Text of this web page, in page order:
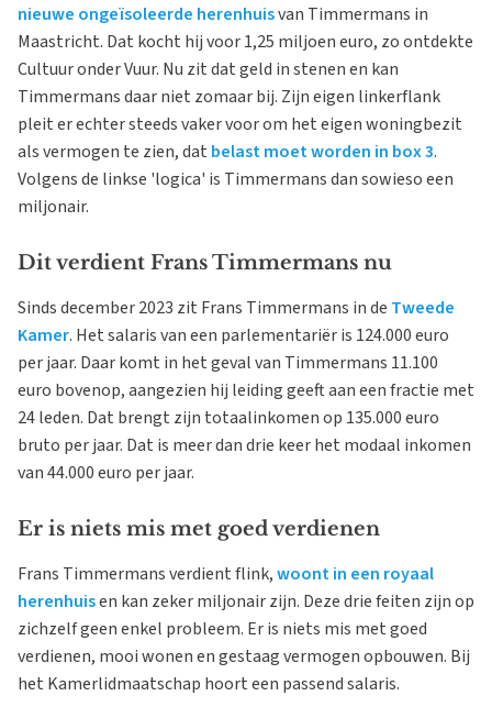
nieuwe ongeïsoleerde herenhuisvan Timmermans in
Maastricht. Dat kocht hij voor 1,25 miljoen euro, zo ontdekte
Cultuur onder Vuur. Nu zit dat geld in stenen en kan
Timmermans daar niet zomaar bij. Zijn eigen linkerflank
pleit er echter steeds vaker voor om het eigen woningbezit
als vermogen te zien, dat belast moet worden in box 3.
Volgens de linkse 'logica' is Timmermans dan sowieso een
miljonair.
Dit verdient Frans Timmermans nu
Sinds december 2023 zit Frans Timmermans in de Tweede
Kamer. Het salaris van een parlementariër is 124.000 euro
per jaar. Daar komt in het geval van Timmermans 11.100
euro bovenop, aangezien hij leiding geeft aan een fractie met
24 leden. Dat brengt zijn totaalinkomen op 135.000 euro
bruto per jaar. Dat is meer dan drie keer het modaal inkomen
van 44.000 euro per jaar.
Er is niets mis met goed verdienen
Frans Timmermans verdient flink,woont in een royaal
herenhuisen kan zeker miljonair zijn. Deze drie feiten zijn op
zichzelf geen enkel probleem. Er is niets mis met goed
verdienen, mooi wonen en gestaag vermogen opbouwen. Bij
het Kamerlidmaatschap hoort een passend salaris.